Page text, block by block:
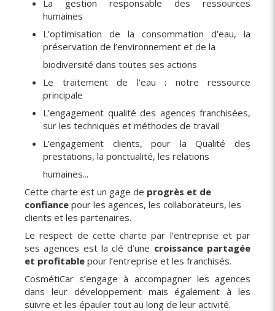
La gestion responsable des ressources
humaines
L’optimisation de la consommation d’eau, la
préservation de l’environnement et de la
biodiversité dans toutes ses actions
Le traitement de l’eau : notre ressource
principale
L’engagement qualité des agences franchisées,
sur les techniques et méthodes de travail
L’engagement clients, pour la Qualité des
prestations, la ponctualité, les relations
humaines...
Cette charte est un gage de progrès et de
confiance pour les agences, les collaborateurs, les
clients et les partenaires.
Le respect de cette charte par l’entreprise et par
ses agences est la clé d’une croissance partagée
et profitable pour l’entreprise et les franchisés.
CosmétiCar s’engage à accompagner les agences
dans leur développement mais également à les
suivre et les épauler tout au long de leur activité.